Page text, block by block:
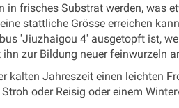
frisches Substrat werden, was
stattliche Grösse erreichen
'Jiuzhaigou 4' ausgetopft ist,
zur Bildung neuer feinwurzeln
kalten Jahreszeit einen leichten
oder Reisig oder einem